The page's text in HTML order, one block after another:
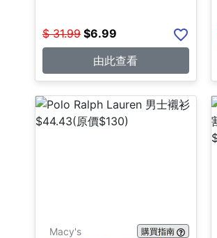
$ 31.99 $6.99
由此查看
Macy's 購買指南